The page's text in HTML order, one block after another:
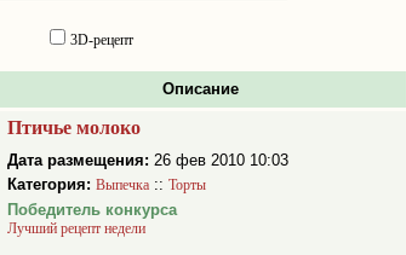
3D-рецепт
Описание
Птичье молоко
Дата размещения: 26 фев 2010 10:03
Категория: Выпечка :: Торты
Победитель конкурса
Лучший рецепт недели